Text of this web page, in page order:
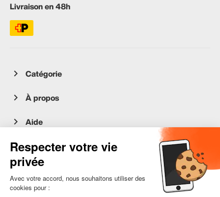
Livraison en 48h
Catégorie
À propos
Aide
Service client
occasion.migros.mobile@recommerce.com
Lundi-Vendredi 08:00-17:00